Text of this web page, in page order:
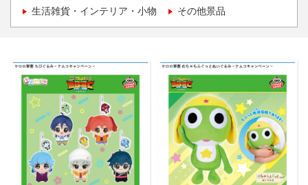
生活雑貨・インテリア・小物 その他景品